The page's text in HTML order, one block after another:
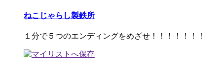
ねこじゃらし製鉄所
１分で５つのエンディングをめざせ！！！！！！！